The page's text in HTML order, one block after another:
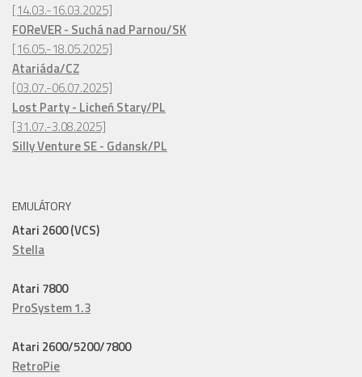
[14.03.-16.03.2025]
FOReVER - Suchá nad Parnou/SK
[16.05.-18.05.2025]
Atariáda/CZ
[03.07.-06.07.2025]
Lost Party - Licheń Stary/PL
[31.07.-3.08.2025]
Silly Venture SE - Gdansk/PL
EMULÁTORY
Atari 2600 (VCS)
Stella
Atari 7800
ProSystem 1.3
Atari 2600/5200/7800
RetroPie